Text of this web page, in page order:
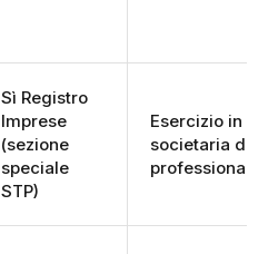
Sì Registro
Imprese
(sezione
speciale
STP)
Esercizio in
societaria di
professionale